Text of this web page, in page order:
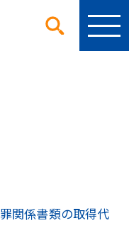
関係書類の取得代